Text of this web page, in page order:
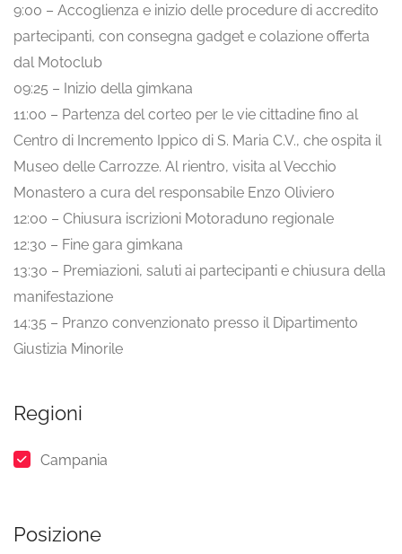
9:00 – Accoglienza e inizio delle procedure di accredito
partecipanti, con consegna gadget e colazione offerta
dal Motoclub
09:25 – Inizio della gimkana
11:00 – Partenza del corteo per le vie cittadine fino al
Centro di Incremento Ippico di S. Maria C.V., che ospita il
Museo delle Carrozze. Al rientro, visita al Vecchio
Monastero a cura del responsabile Enzo Oliviero
12:00 – Chiusura iscrizioni Motoraduno regionale
12:30 – Fine gara gimkana
13:30 – Premiazioni, saluti ai partecipanti e chiusura della
manifestazione
14:35 – Pranzo convenzionato presso il Dipartimento
Giustizia Minorile
Regioni
Campania
Posizione